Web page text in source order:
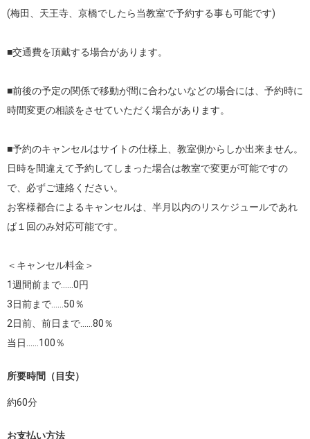
(梅田、天王寺、京橋でしたら当教室で予約する事も可能です)
■交通費を頂戴する場合があります。
■前後の予定の関係で移動が間に合わないなどの場合には、予約時に
時間変更の相談をさせていただく場合があります。
■予約のキャンセルはサイトの仕様上、教室側からしか出来ません。
日時を間違えて予約してしまった場合は教室で変更が可能ですの
で、必ずご連絡ください。
お客様都合によるキャンセルは、半月以内のリスケジュールであれ
ば１回のみ対応可能です。
＜キャンセル料金＞
1週間前まで……0円
3日前まで……50％
2日前、前日まで……80％
当日……100％
所要時間（目安）
約60分
お支払い方法